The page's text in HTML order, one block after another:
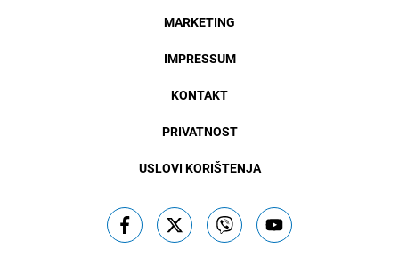
MARKETING
IMPRESSUM
KONTAKT
PRIVATNOST
USLOVI KORIŠTENJA